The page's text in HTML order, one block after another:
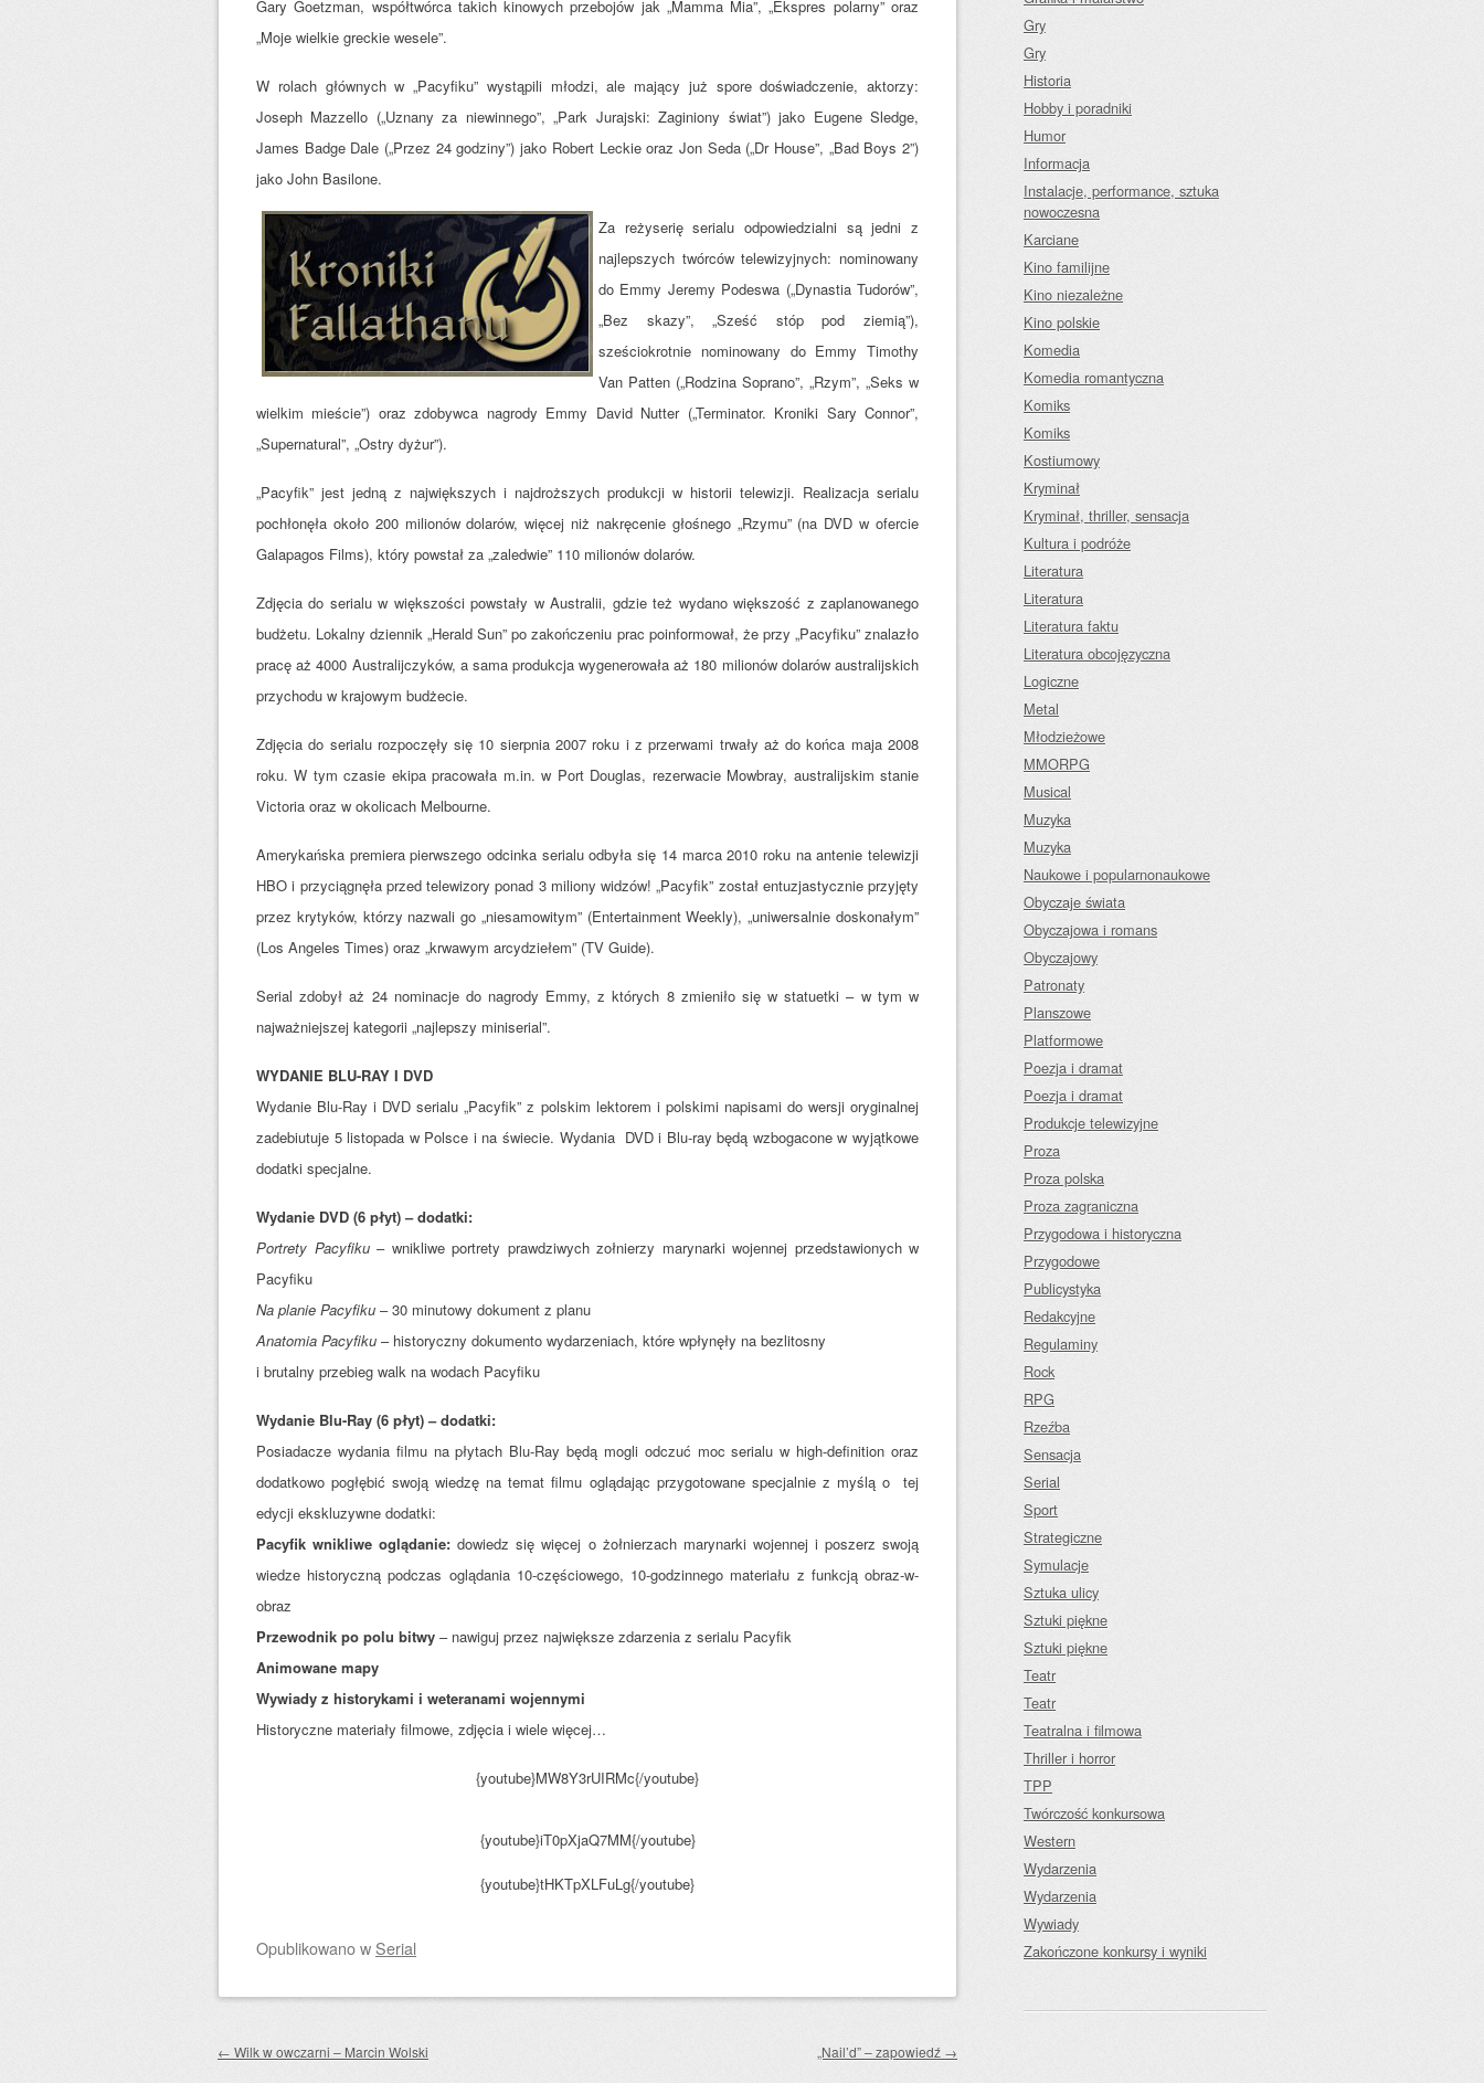
Gary Goetzman, współtwórca takich kinowych przebojów jak „Mamma Mia”, „Ekspres polarny” oraz
„Moje wielkie greckie wesele”.
W rolach głównych w „Pacyfiku” wystąpili młodzi, ale mający już spore doświadczenie, aktorzy:
Joseph Mazzello („Uznany za niewinnego”, „Park Jurajski: Zaginiony świat”) jako Eugene Sledge,
James Badge Dale („Przez 24 godziny”) jako Robert Leckie oraz Jon Seda („Dr House”, „Bad Boys 2”)
jako John Basilone.
Za reżyserię serialu odpowiedzialni są jedni z
najlepszych twórców telewizyjnych: nominowany
do Emmy Jeremy Podeswa („Dynastia Tudorów”,
„Bez skazy”, „Sześć stóp pod ziemią”),
sześciokrotnie nominowany do Emmy Timothy
Van Patten („Rodzina Soprano”, „Rzym”, „Seks w
wielkim mieście”) oraz zdobywca nagrody Emmy David Nutter („Terminator. Kroniki Sary Connor”,
„Supernatural”, „Ostry dyżur”).
„Pacyfik” jest jedną z największych i najdroższych produkcji w historii telewizji. Realizacja serialu
pochłonęła około 200 milionów dolarów, więcej niż nakręcenie głośnego „Rzymu” (na DVD w ofercie
Galapagos Films), który powstał za „zaledwie” 110 milionów dolarów.
Zdjęcia do serialu w większości powstały w Australii, gdzie też wydano większość z zaplanowanego
budżetu. Lokalny dziennik „Herald Sun” po zakończeniu prac poinformował, że przy „Pacyfiku” znalazło
pracę aż 4000 Australijczyków, a sama produkcja wygenerowała aż 180 milionów dolarów australijskich
przychodu w krajowym budżecie.
Zdjęcia do serialu rozpoczęły się 10 sierpnia 2007 roku i z przerwami trwały aż do końca maja 2008
roku. W tym czasie ekipa pracowała m.in. w Port Douglas, rezerwacie Mowbray, australijskim stanie
Victoria oraz w okolicach Melbourne.
Amerykańska premiera pierwszego odcinka serialu odbyła się 14 marca 2010 roku na antenie telewizji
HBO i przyciągnęła przed telewizory ponad 3 miliony widzów! „Pacyfik” został entuzjastycznie przyjęty
przez krytyków, którzy nazwali go „niesamowitym” (Entertainment Weekly), „uniwersalnie doskonałym”
(Los Angeles Times) oraz „krwawym arcydziełem” (TV Guide).
Serial zdobył aż 24 nominacje do nagrody Emmy, z których 8 zmieniło się w statuetki – w tym w
najważniejszej kategorii „najlepszy miniserial”.
WYDANIE BLU-RAY I DVD
Wydanie Blu-Ray i DVD serialu „Pacyfik” z polskim lektorem i polskimi napisami do wersji oryginalnej
zadebiutuje 5 listopada w Polsce i na świecie. Wydania DVD i Blu-ray będą wzbogacone w wyjątkowe
dodatki specjalne.
Wydanie DVD (6 płyt) – dodatki:
Portrety Pacyfiku– wnikliwe portrety prawdziwych zołnierzy marynarki wojennej przedstawionych w
Pacyfiku
Na planie Pacyfiku – 30 minutowy dokument z planu
Anatomia Pacyfiku – historyczny dokumento wydarzeniach, które wpłynęły na bezlitosny
i brutalny przebieg walk na wodach Pacyfiku
Wydanie Blu-Ray (6 płyt) – dodatki:
Posiadacze wydania filmu na płytach Blu-Ray będą mogli odczuć moc serialu w high-definition oraz
dodatkowo pogłębić swoją wiedzę na temat filmu oglądając przygotowane specjalnie z myślą o tej
edycji ekskluzywne dodatki:
Pacyfik wnikliwe oglądanie: dowiedz się więcej o żołnierzach marynarki wojennej i poszerz swoją
wiedze historyczną podczas oglądania 10-częściowego, 10-godzinnego materiału z funkcją obraz-w-
obraz
Przewodnik po polu bitwy – nawiguj przez największe zdarzenia z serialu Pacyfik
Animowane mapy
Wywiady z historykami i weteranami wojennymi
Historyczne materiały filmowe, zdjęcia i wiele więcej…
{youtube}MW8Y3rUIRMc{/youtube}
{youtube}iT0pXjaQ7MM{/youtube}
{youtube}tHKTpXLFuLg{/youtube}
Opublikowanow Serial
Zobacz wpisy
← Wilk w owczarni – Marcin Wolski „Nail’d” – zapowiedź →
Gry
Gry
Historia
Hobby i poradniki
Humor
Informacja
Instalacje, performance, sztuka
nowoczesna
Karciane
Kino familijne
Kino niezależne
Kino polskie
Komedia
Komedia romantyczna
Komiks
Komiks
Kostiumowy
Kryminał
Kryminał, thriller, sensacja
Kultura i podróże
Literatura
Literatura
Literatura faktu
Literatura obcojęzyczna
Logiczne
Metal
Młodzieżowe
MMORPG
Musical
Muzyka
Muzyka
Naukowe i popularnonaukowe
Obyczaje świata
Obyczajowa i romans
Obyczajowy
Patronaty
Planszowe
Platformowe
Poezja i dramat
Poezja i dramat
Produkcje telewizyjne
Proza
Proza polska
Proza zagraniczna
Przygodowa i historyczna
Przygodowe
Publicystyka
Redakcyjne
Regulaminy
Rock
RPG
Rzeźba
Sensacja
Serial
Sport
Strategiczne
Symulacje
Sztuka ulicy
Sztuki piękne
Sztuki piękne
Teatr
Teatr
Teatralna i filmowa
Thriller i horror
TPP
Twórczość konkursowa
Western
Wydarzenia
Wydarzenia
Wywiady
Zakończone konkursy i wyniki